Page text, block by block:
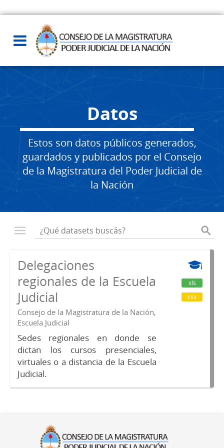
Datos
Estos son datos públicos generados,
guardados y publicados por el Consejo
de la Magistratura del Poder Judicial de
la Nación
Delegaciones
regionales de la Escuela
Judicial
Consejo de la Magistratura de la Nación,
Escuela Judicial
Sedes regionales en donde se
dictan los cursos presenciales,
virtuales o a distancia de la Escuela
Judicial.
xls
csv